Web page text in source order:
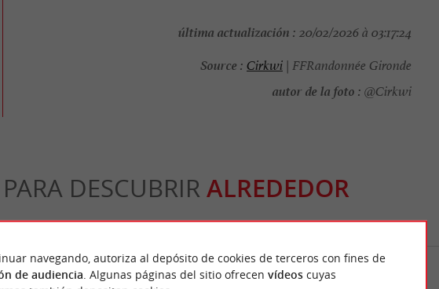
última actualización : 20/02/2026 à 03:17:24
Source : Cirkwi| FFRandonnée Gironde
autor de la foto : @Cirkwi
PARA DESCUBRIR ALREDEDOR
navegando, autoriza al depósito de cookies de terceros con fines de
de audiencia . Algunas páginas del sitio ofrecen vídeoscuyas